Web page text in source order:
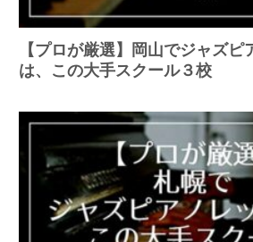
【プロが厳選】岡山でジャズピ
は、この大手スクール３校